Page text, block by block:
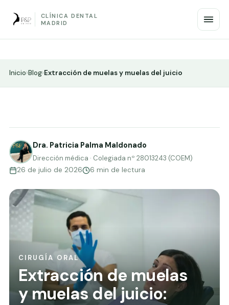
CLÍNICA DENTAL
MADRID
Inicio›Blog›Extracción de muelas y muelas del juicio
Dra. Patricia Palma Maldonado
Dirección médica · Colegiada nº 28013243 (COEM)
26 de julio de 2026
6 min de lectura
CIRUGÍA ORAL
Extracción de muelas
y muelas del juicio: